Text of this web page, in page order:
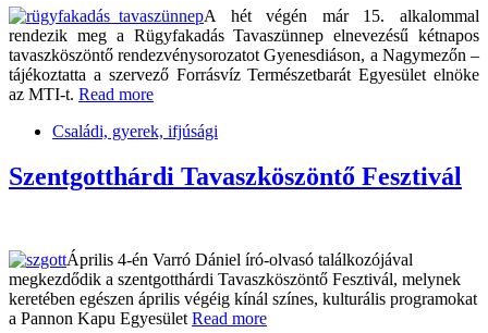
A hét végén már 15. alkalommal
rendezik meg a Rügyfakadás Tavaszünnep elnevezésű kétnapos
tavaszköszöntő rendezvénysorozatot Gyenesdiáson, a Nagymezőn –
tájékoztatta a szervező Forrásvíz Természetbarát Egyesület elnöke
az MTI-t. Read more
Családi, gyerek, ifjúsági
Szentgotthárdi Tavaszköszöntő Fesztivál
Április 4-én Varró Dániel író-olvasó találkozójával
megkezdődik a szentgotthárdi Tavaszköszöntő Fesztivál, melynek
keretében egészen április végéig kínál színes, kulturális programokat
a Pannon Kapu Egyesület Read more